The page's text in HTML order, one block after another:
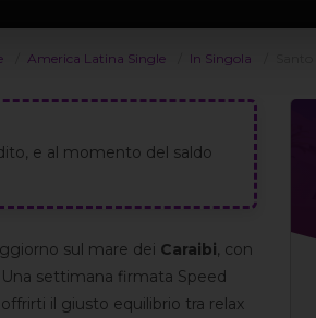
America Latina Single In Singola
e al momento del saldo
sul mare dei Caraibi, con
Una settimana firmata Speed
il giusto equilibrio tra relax